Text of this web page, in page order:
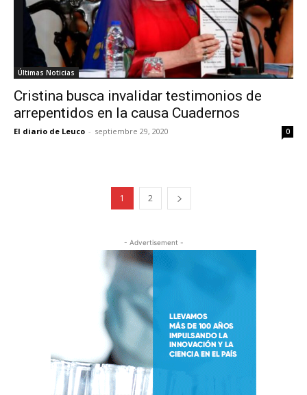
Últimas Noticias
Cristina busca invalidar testimonios de
arrepentidos en la causa Cuadernos
El diario de Leuco - septiembre 29, 2020 0
1 2
- Advertisement -